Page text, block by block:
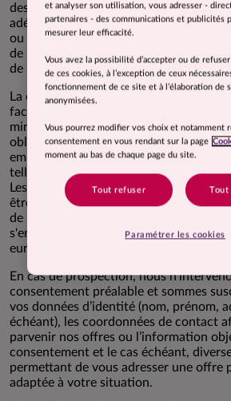
destination de pays/d'entreprises
adéquation validée par l'UE ou d’une
ou vers une entité ayant accepté et
de la Commission européenne
de protection des données
La collecte de certaines données peut
facultative dans le strict respect
minimisation de vos données
obligatoires les données affectées d'un
empêchant de générer le formulaire ou
telles par le téléconseiller lors des
Les données personnelles collectées
être collectées par les téléconseillers
de prestataires partenaires de COMME
s'engagent à être en conformité avec la
européenne et nationale sur les
En cas de prospection, nous
consentement préalable et sommes
vos données d’identité (nom, prénom,
échéant), les coordonnées de contact
parvenir nos offres ou l’information
consentement et le cas échéant,
permettant de vous adresser une offre
adaptée à votre situation.
et analyser son utilisation, vous adresser -
partenaires - des communications et publicités
mesurer leur efficacité.
Vous avez la possibilité d’accepter ou de
de ces cookies, à l’exception de ceux
fonctionnement de ce site et à l’élaboration de
anonymisées.
Vous pourrez modifier vos choix et notamment
consentement en vous rendant sur la page
moment au bas de chaque page du site.
Tout refuser Tout
Paramétrer les cookies